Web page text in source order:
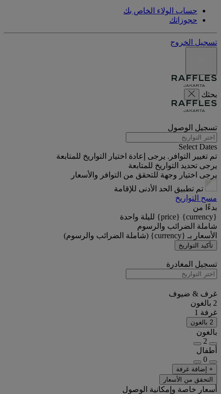
حساب الولاء الخاص بك
حجوزاتك
تسجيل الخروج
بحثك
تسجيل الوصول
Select Dates
تم تغيير التوافر. يرجى إعادة اختيار التواريخ للمتابعة
يرجى تحديد التواريخ للمتابعة
يرجى اختيار وجهة للتحقق من التوافر والأسعار
تم تطبيق الحد الأدنى للإقامة
مسح التواريخ
بدءًا من
{currency} {price} لليلة واحدة
شاملة الضرائب والرسوم
الأسعار بـ {currency} (شاملة الضرائب والرسوم)
تأكيد التواريخ
تسجيل المغادرة
غرف & ضيوف
2 بالغون
غرفة 1
2 بالغون
بالغون
2
أطفال
0
+ إضافة غرفة
التحقق من الأسعار
أسعار خاصة وإمكانية الوصول